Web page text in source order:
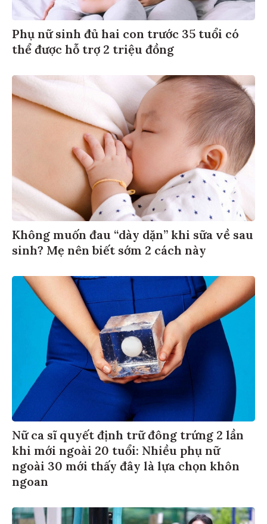
Phụ nữ sinh đủ hai con trước 35 tuổi có
thể được hỗ trợ 2 triệu đồng
Không muốn đau “dày dặn” khi sữa về sau
sinh? Mẹ nên biết sớm 2 cách này
Nữ ca sĩ quyết định trữ đông trứng 2 lần
khi mới ngoài 20 tuổi: Nhiều phụ nữ
ngoài 30 mới thấy đây là lựa chọn khôn
ngoan